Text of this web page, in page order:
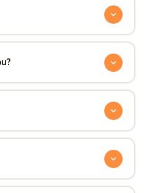
PPL, GLS nebo Českou
už za pár dní.
naPrůvodce velikostmi
nás kontaktovat na
se nebojte napsat na